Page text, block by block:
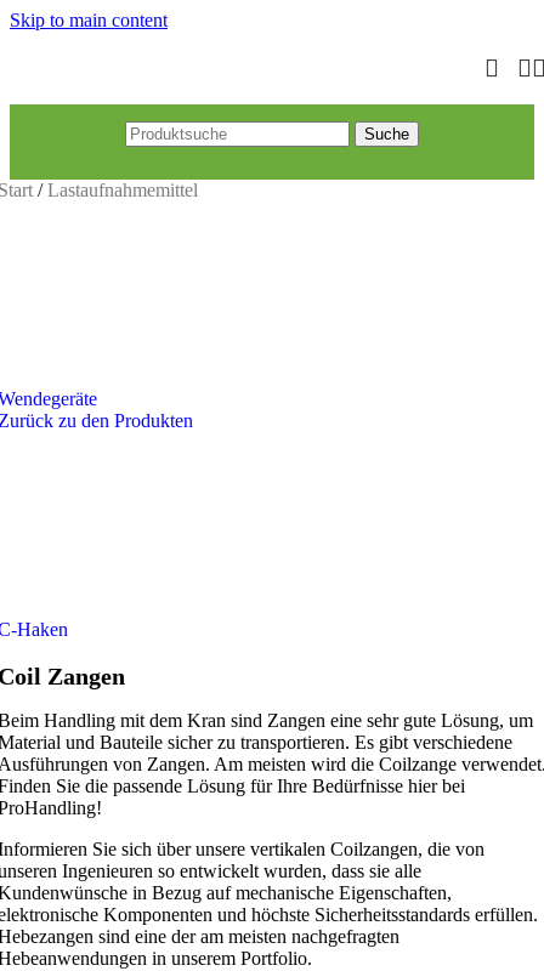
Skip to main content
Suche
/ Lastaufnahmemittel
zu den Produkten
Haken
Zangen
Handling mit dem Kran sind Zangen eine sehr gute Lösung, um
und Bauteile sicher zu transportieren. Es gibt verschiedene
von Zangen. Am meisten wird die Coilzange
Sie die passende Lösung für Ihre Bedürfnisse hier bei
Sie sich über unsere vertikalen Coilzangen, die von
Ingenieuren so entwickelt wurden, dass sie alle
in Bezug auf mechanische Eigenschaften,
Komponenten und höchste Sicherheitsstandards erfüllen.
sind eine der am meisten nachgefragten
in unserem Portfolio.